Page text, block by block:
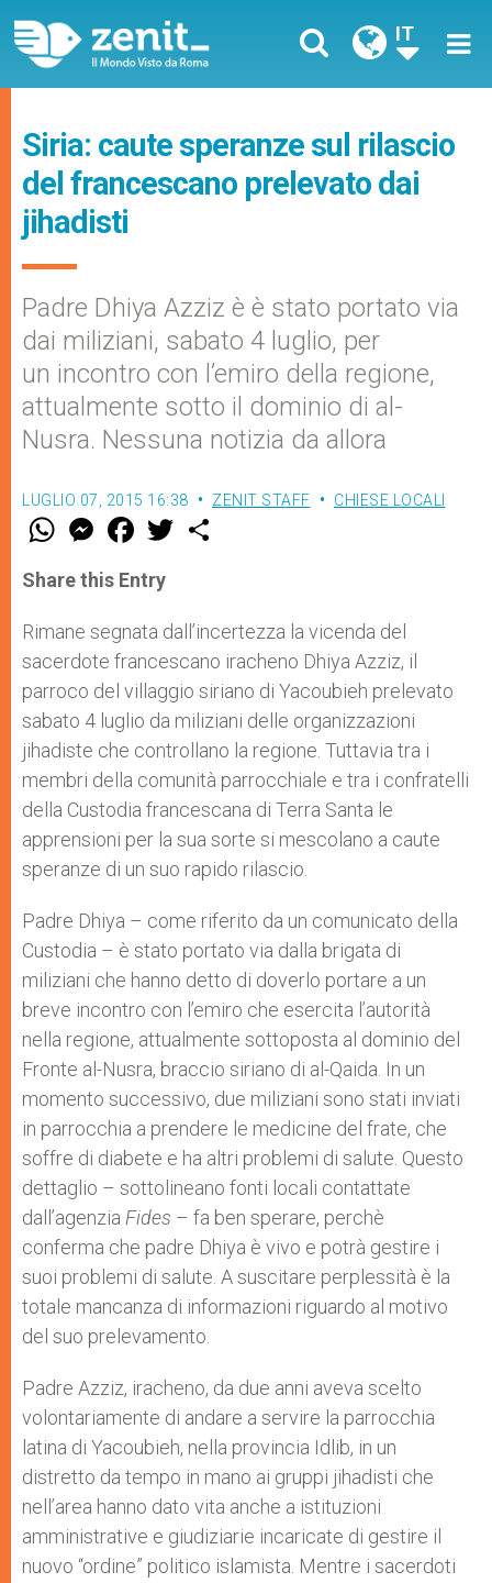
IT
Siria: caute speranze sul rilascio
del francescano prelevato dai
jihadisti
Padre Dhiya Azziz è è stato portato via
dai miliziani, sabato 4 luglio, per
un incontro con l’emiro della regione,
attualmente sotto il dominio di al-
Nusra. Nessuna notizia da allora
LUGLIO 07, 2015 16:38 ZENIT STAFF CHIESE LOCALI
W
t
s
p
p
M
e
s
e
g
e
r
F
a
e
b
o
k
w
r
Share this Entry
Rimane segnata dall’incertezza la vicenda del
sacerdote francescano iracheno Dhiya Azziz, il
parroco del villaggio siriano di Yacoubieh prelevato
sabato 4 luglio da miliziani delle organizzazioni
jihadiste che controllano la regione. Tuttavia tra i
membri della comunità parrocchiale e tra i confratelli
della Custodia francescana di Terra Santa le
apprensioni per la sua sorte si mescolano a caute
speranze di un suo rapido rilascio.
Padre Dhiya – come riferito da un comunicato della
Custodia – è stato portato via dalla brigata di
miliziani che hanno detto di doverlo portare a un
breve incontro con l’emiro che esercita l’autorità
nella regione, attualmente sottoposta al dominio del
Fronte al-Nusra, braccio siriano di al-Qaida. In un
momento successivo, due miliziani sono stati inviati
in parrocchia a prendere le medicine del frate, che
soffre di diabete e ha altri problemi di salute. Questo
dettaglio – sottolineano fonti locali contattate
dall’agenzia Fides – fa ben sperare, perchè
conferma che padre Dhiya è vivo e potrà gestire i
suoi problemi di salute. A suscitare perplessità è la
totale mancanza di informazioni riguardo al motivo
del suo prelevamento.
Padre Azziz, iracheno, da due anni aveva scelto
volontariamente di andare a servire la parrocchia
latina di Yacoubieh, nella provincia Idlib, in un
distretto da tempo in mano ai gruppi jihadisti che
nell’area hanno dato vita anche a istituzioni
amministrative e giudiziarie incaricate di gestire il
nuovo “ordine” politico islamista. Mentre i sacerdoti